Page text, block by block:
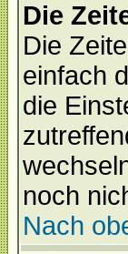
Die
Die
einfach
die
noch
Nach